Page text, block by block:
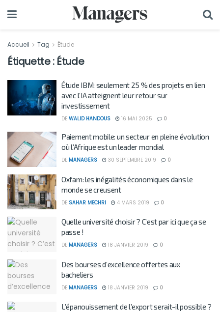
Accueil Tag Étude
Étiquette : Étude
Étude IBM: seulement 25 % des projets en lien
avec l’IA atteignent leur retour sur
investissement
DE WALID HANDOUS 16 MAI 2025 0
Paiement mobile: un secteur en pleine évolution
où l’Afrique est un leader mondial
DE MANAGERS 30 SEPTEMBRE 2019 0
Oxfam: les inégalités économiques dans le
monde se creusent
DE SAHAR MECHRI 4 MARS 2019 0
Quelle université choisir ? C’est par ici que ça se
passe !
DE MANAGERS 18 JANVIER 2019 0
Des bourses d’excellence offertes aux
bacheliers
DE MANAGERS 18 JANVIER 2019 0
L’épanouissement de l’export serait-il possible ?